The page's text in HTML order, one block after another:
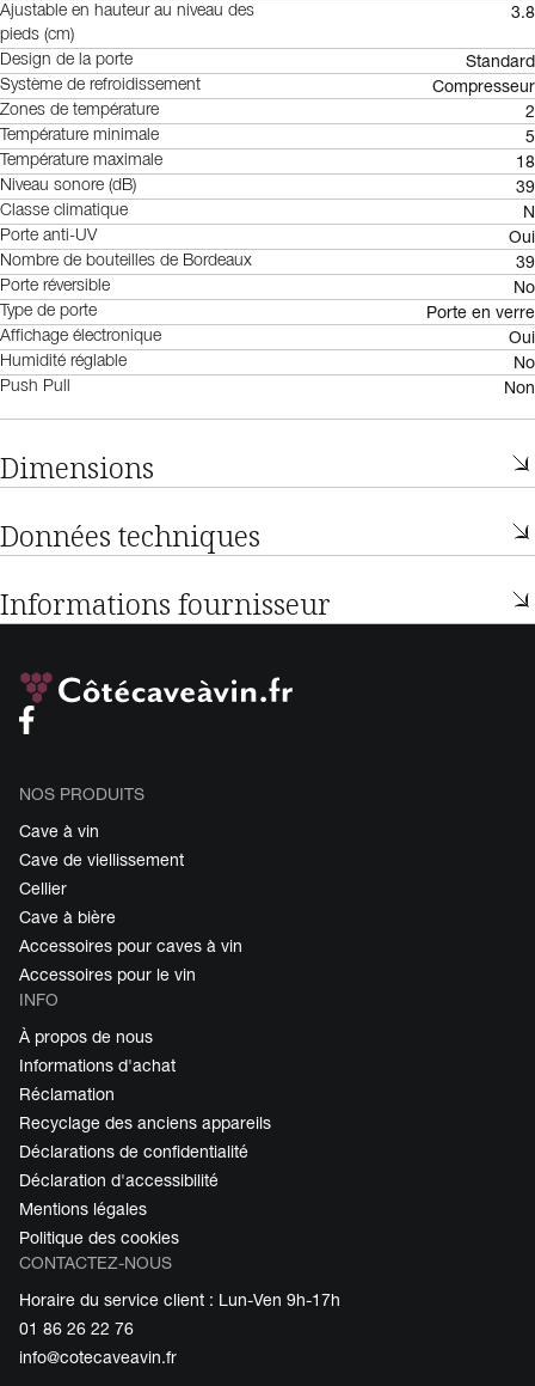
Ajustable en hauteur au niveau des
pieds (cm)
3.8
Design de la porte Standard
Système de refroidissement Compresseur
Zones de température 2
Température minimale 5
Température maximale 18
Niveau sonore (dB) 39
Classe climatique N
Porte anti-UV Oui
Nombre de bouteilles de Bordeaux 39
Porte réversible No
Type de porte Porte en verre
Affichage électronique Oui
Humidité réglable No
Push Pull Non
Dimensions
Données techniques
Informations fournisseur
NOS PRODUITS
Cave à vin
Cave de viellissement
Cellier
Cave à bière
Accessoires pour caves à vin
Accessoires pour le vin
INFO
À propos de nous
Informations d'achat
Réclamation
Recyclage des anciens appareils
Déclarations de confidentialité
Déclaration d'accessibilité
Mentions légales
Politique des cookies
CONTACTEZ-NOUS
Horaire du service client : Lun-Ven 9h-17h
01 86 26 22 76
info@cotecaveavin.fr